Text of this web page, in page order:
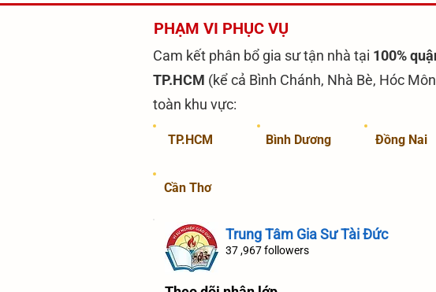
PHẠM VI PHỤC VỤ
Cam kết phân bổ gia sư tận nhà tại 100%
TP.HCM (kể cả Bình Chánh, Nhà Bè, Hóc
toàn khu vực:
​TP.HCM ​Bình Dương Đồng Nai
Cần Thơ
​Trung Tâm Gia Sư Tài Đức
37 ,967 followers